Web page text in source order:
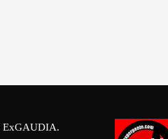
ExGAUDIA.